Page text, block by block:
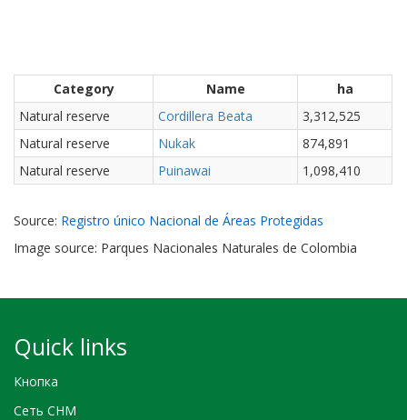
Category Name
ha
Natural reserve
Cordillera Beata
3,312,525
Natural reserve
Nukak
874,891
Natural reserve
Puinawai 1,098,410
Source: Registro único Nacional de Áreas Protegidas
Image source: Parques Nacionales Naturales de Colombia
Quick links
Кнопка
Сеть CHM